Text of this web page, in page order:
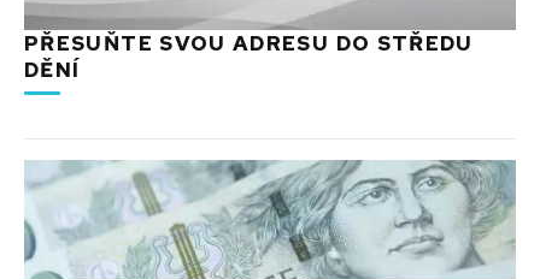
PŘESUŇTE SVOU ADRESU DO STŘEDU
DĚNÍ